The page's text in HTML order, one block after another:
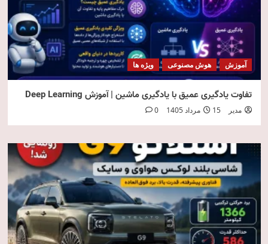
آموزش هوش مصنوعی ویژه ها
تفاوت یادگیری عمیق با یادگیری ماشین | آموزش Deep Learning
مدیر 15 مرداد 1405 0